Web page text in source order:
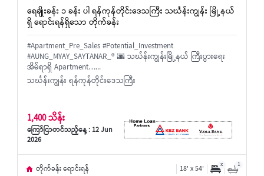
ရေချိုးခန်း ၁ ခန်း ပါ ရန်ကုန်တိုင်းဒေသကြီး သင်္ဃန်းကျွန်း မြို့နယ်
ရှိ ရောင်းရန်ရှိသော တိုက်ခန်း
#Apartment_Pre_Sales #Potential_Investment
#AUNG_MYAY_SAYTANAR_®️ 🌆 သဃ်န်းကျွန်းမြို့နယ် ကြီးပွားရေး
အိမ်ရာရှိ Apartment…...
သင်္ဃန်းကျွန်း ရန်ကုန်တိုင်းဒေသကြီး
1,400 သိန်း
ကြော်ငြာတင်သည့်နေ့ : 12 Jun
2026
တိုက်ခန်း ရောင်းရန် 18' x 54' x 1